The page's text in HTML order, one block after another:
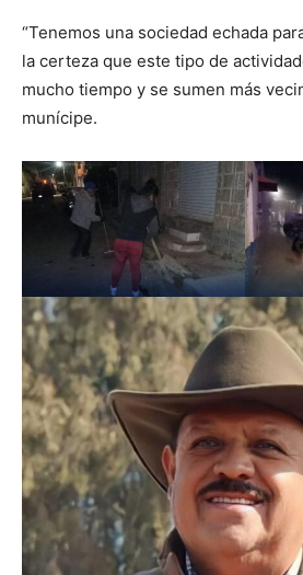
“Tenemos una sociedad echada
la certeza que este tipo de
mucho tiempo y se sumen más
munícipe.